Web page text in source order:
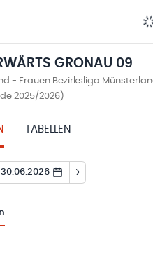
GRONAU 09
- Frauen Bezirksliga
2025/2026)
TABELLEN